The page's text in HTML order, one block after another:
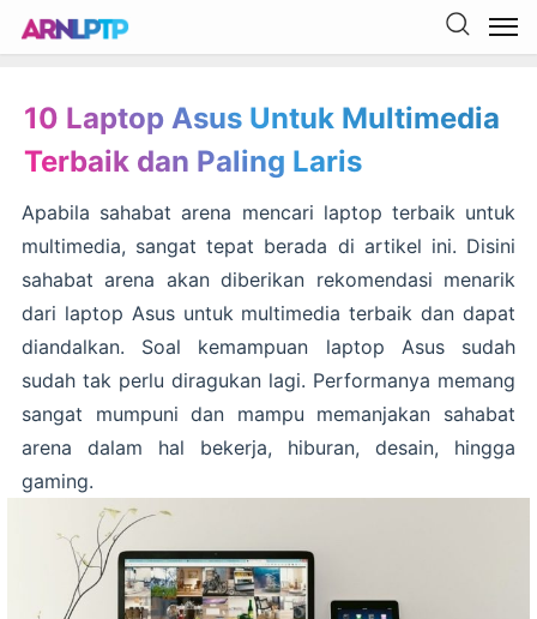
10 Laptop Asus Untuk Multimedia
Terbaik dan Paling Laris
Apabila sahabat arena mencari laptop terbaik untuk
multimedia, sangat tepat berada di artikel ini. Disini
sahabat arena akan diberikan rekomendasi menarik
dari laptop Asus untuk multimedia terbaik dan dapat
diandalkan. Soal kemampuan laptop Asus sudah
sudah tak perlu diragukan lagi. Performanya memang
sangat mumpuni dan mampu memanjakan sahabat
arena dalam hal bekerja, hiburan, desain, hingga
gaming.